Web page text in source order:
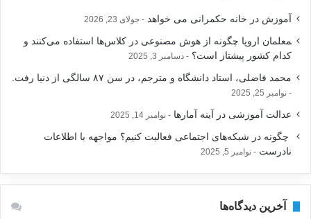
ا
ی
آموزش در خانه حکمرانی می خواهد جولای 23, 2026
‍معلمان اروپا چگونه از هوش مصنوعی در کلاس‌ها استفاده می‌کنند و
کدام کشور پیشتاز است؟
دسامبر 3, 2025
محمد فاضلی، استاد دانشگاه و مترجم، در سن ۸۷ سالگی از دنیا رفت.
نوامبر 25, 2025
عدالت آموزشی در آینه آمارها نوامبر 14, 2025
‍ چگونه در شبکه‌های اجتماعی فعالیت کنیم؟ مواجهه با اطلاعات
نادرست
نوامبر 5, 2025
آخرین دیدگاه‌ها